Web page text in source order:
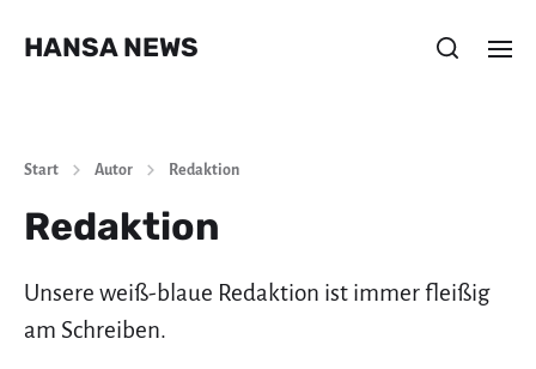
HANSA NEWS
Start Autor Redaktion
Redaktion
Unsere weiß-blaue Redaktion ist immer fleißig
am Schreiben.